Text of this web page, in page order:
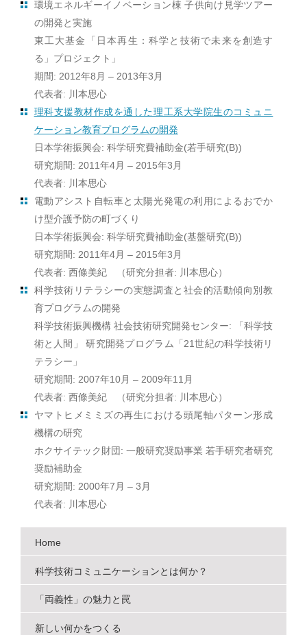
環境エネルギーイノベーション棟 子供向け見学ツアー
の開発と実施
東工大基金「日本再生：科学と技術で未来を創造す
る」プロジェクト」
期間: 2012年8月 – 2013年3月
代表者: 川本思心
理科支援教材作成を通した理工系大学院生のコミュニ
ケーション教育プログラムの開発
日本学術振興会: 科学研究費補助金(若手研究(B))
研究期間: 2011年4月 – 2015年3月
代表者: 川本思心
電動アシスト自転車と太陽光発電の利用によるおでか
け型介護予防の町づくり
日本学術振興会: 科学研究費補助金(基盤研究(B))
研究期間: 2011年4月 – 2015年3月
代表者: 西條美紀 （研究分担者: 川本思心）
科学技術リテラシーの実態調査と社会的活動傾向別教
育プログラムの開発
科学技術振興機構 社会技術研究開発センター: 「科学技
術と人間」 研究開発プログラム「21世紀の科学技術リ
テラシー」
研究期間: 2007年10月 – 2009年11月
代表者: 西條美紀 （研究分担者: 川本思心）
ヤマトヒメミミズの再生における頭尾軸パターン形成
機構の研究
ホクサイテック財団: 一般研究奨励事業 若手研究者研究
奨励補助金
研究期間: 2000年7月 – 3月
代表者: 川本思心
Home
科学技術コミュニケーションとは何か？
「両義性」の魅力と罠
新しい何かをつくる